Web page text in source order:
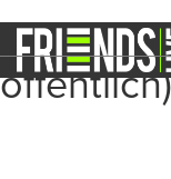
START
öffentlich)